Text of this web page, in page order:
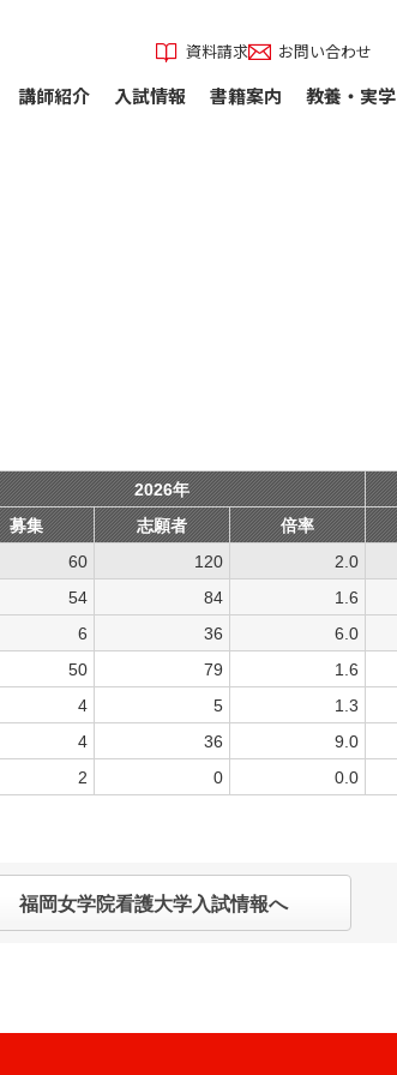
資料請求 お問い合わせ
講師紹介 入試情報 書籍案内 教養・実学
2026年
募集 志願者 倍率
60 120 2.0
54 84 1.6
6 36 6.0
50 79 1.6
4 5 1.3
4 36 9.0
2 0 0.0
福岡女学院看護大学入試情報へ